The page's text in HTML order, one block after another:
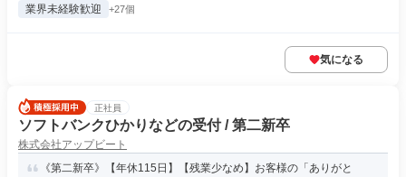
業界未経験歓迎 +27個
気になる
正社員
ソフトバンクひかりなどの受付 / 第二新卒
株式会社アップビート
《第二新卒》【年休115日】【残業少なめ】お客様の「ありがと